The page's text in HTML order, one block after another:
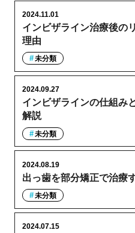
インビザライン治療後の
理由
2024.11.01
未分類
インビザラインの仕組み
解説
2024.09.27
未分類
出っ歯を部分矯正で治療
2024.08.19
未分類
2024.07.15